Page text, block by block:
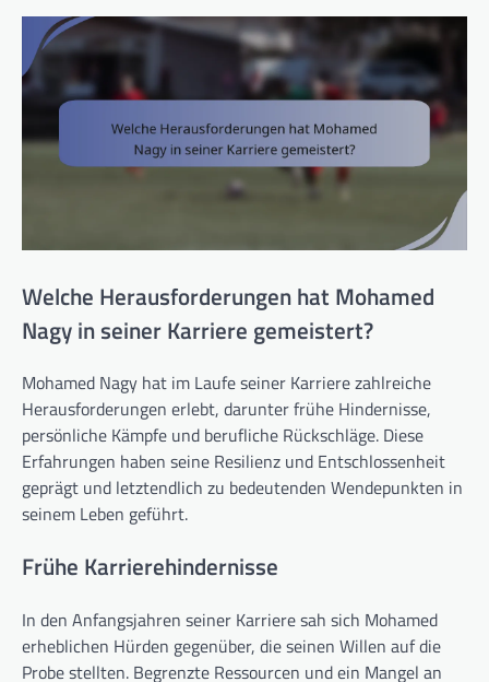
Welche Herausforderungen hat Mohamed
Nagy in seiner Karriere gemeistert?
Mohamed Nagy hat im Laufe seiner Karriere zahlreiche
Herausforderungen erlebt, darunter frühe Hindernisse,
persönliche Kämpfe und berufliche Rückschläge. Diese
Erfahrungen haben seine Resilienz und Entschlossenheit
geprägt und letztendlich zu bedeutenden Wendepunkten in
seinem Leben geführt.
Frühe Karrierehindernisse
In den Anfangsjahren seiner Karriere sah sich Mohamed
erheblichen Hürden gegenüber, die seinen Willen auf die
Probe stellten. Begrenzte Ressourcen und ein Mangel an